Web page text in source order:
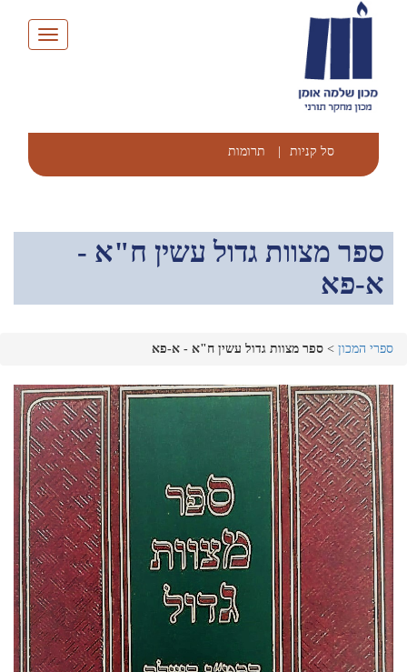
Toggle
סל קניות תרומות
ספר מצוות גדול עשין ח"א -
א-פא
ספרי המכון > ספר מצוות גדול עשין ח"א - א-פא